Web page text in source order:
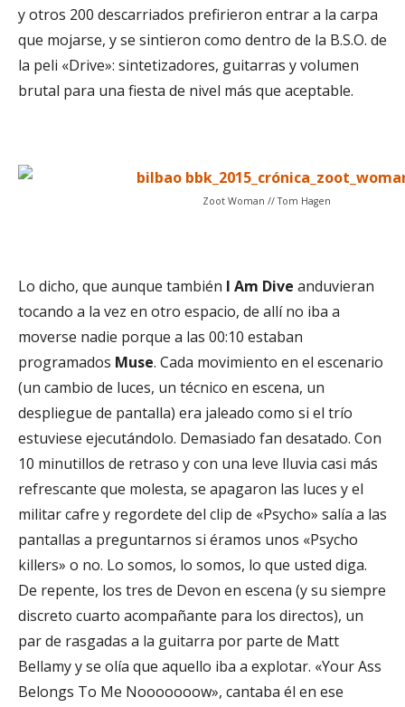
y otros 200 descarriados prefirieron entrar a la carpa
que mojarse, y se sintieron como dentro de la B.S.O. de
la peli «Drive»: sintetizadores, guitarras y volumen
brutal para una fiesta de nivel más que aceptable.
Zoot Woman // Tom Hagen
Lo dicho, que aunque también I Am Dive anduvieran
tocando a la vez en otro espacio, de allí no iba a
moverse nadie porque a las 00:10 estaban
programados Muse. Cada movimiento en el escenario
(un cambio de luces, un técnico en escena, un
despliegue de pantalla) era jaleado como si el trío
estuviese ejecutándolo. Demasiado fan desatado. Con
10 minutillos de retraso y con una leve lluvia casi más
refrescante que molesta, se apagaron las luces y el
militar cafre y regordete del clip de «Psycho» salía a las
pantallas a preguntarnos si éramos unos «Psycho
killers» o no. Lo somos, lo somos, lo que usted diga.
De repente, los tres de Devon en escena (y su siempre
discreto cuarto acompañante para los directos), un
par de rasgadas a la guitarra por parte de Matt
Bellamy y se olía que aquello iba a explotar. «Your Ass
Belongs To Me Nooooooow», cantaba él en ese